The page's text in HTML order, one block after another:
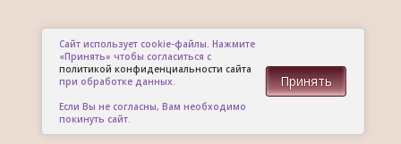
Сайт использует cookie-файлы. Нажмите
«Принять» чтобы согласиться с
политикой конфиденциальности сайта
при обработке данных.
Если Вы не согласны, Вам необходимо
покинуть сайт.
Принять